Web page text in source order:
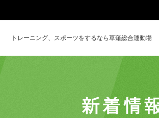
トレーニング、スポーツをするなら草薙総合運動場